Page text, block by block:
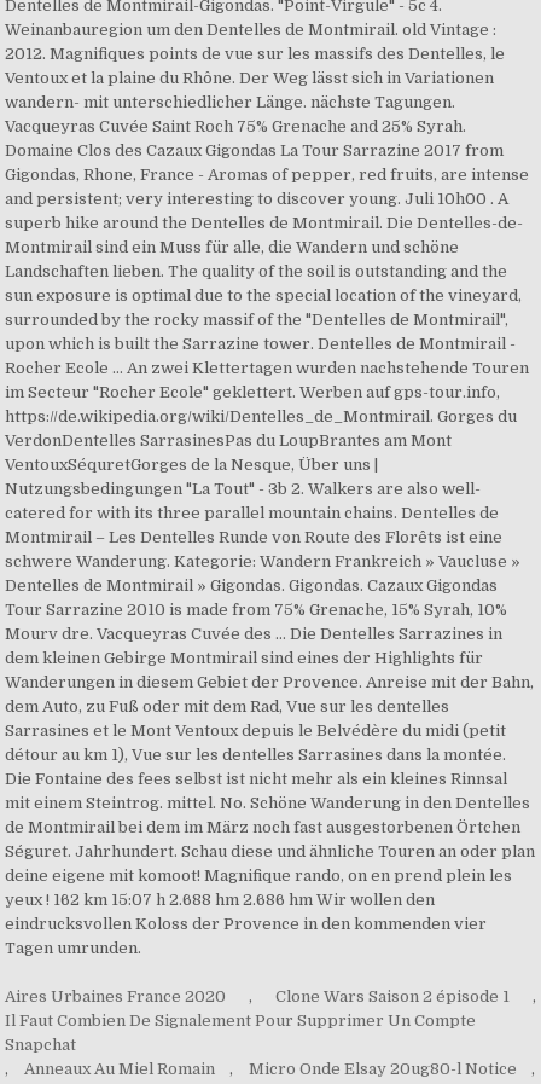
Aires Urbaines France 2020 , Clone Wars Saison 2 épisode 1
,
Il Faut Combien De Signalement Pour Supprimer Un Compte
Snapchat
,
Anneaux Au Miel Romain , Micro Onde Elsay 20ug80-l Notice ,